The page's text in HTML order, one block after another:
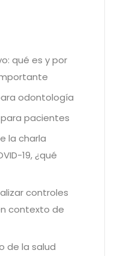
qué es y por
odontología
pacientes
la charla
19, ¿qué
controles
contexto de
de la salud